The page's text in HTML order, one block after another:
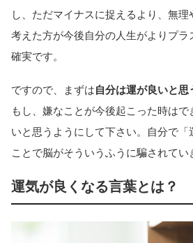
し、ただマイナスに捉えるより、無理
考えた方が今後自分の人生がよりプラ
確実です。
ですので、まずは自分は運が良いと思
もし、嫌なことが今後起こった時はで
いと思うようにして下さい。自分で「
ことで脳がそういうふうに騙されてい
運気が良くなる言葉とは？